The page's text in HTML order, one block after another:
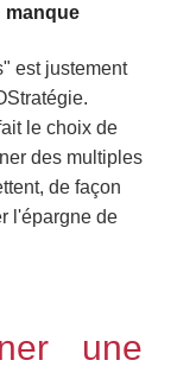
manque
est justement
le choix de
des multiples
de façon
l'épargne de
une